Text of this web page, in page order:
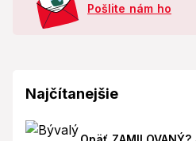
Pošlite nám ho
Najčítanejšie